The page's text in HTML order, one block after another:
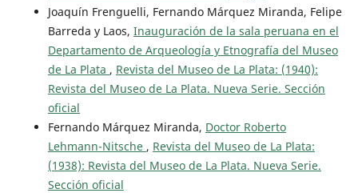
Joaquín Frenguelli, Fernando Márquez Miranda, Felipe
Barreda y Laos, Inauguración de la sala peruana en el
Departamento de Arqueología y Etnografía del Museo
de La Plata , Revista del Museo de La Plata: (1940):
Revista del Museo de La Plata. Nueva Serie. Sección
oficial
Fernando Márquez Miranda, Doctor Roberto
Lehmann-Nitsche , Revista del Museo de La Plata:
(1938): Revista del Museo de La Plata. Nueva Serie.
Sección oficial